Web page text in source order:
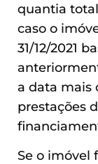
quantia
caso o
31/12/2021
a data mais
prestações
Se o imóvel